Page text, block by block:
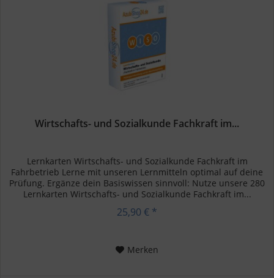
Wirtschafts- und Sozialkunde Fachkraft im...
Lernkarten Wirtschafts- und Sozialkunde Fachkraft im
Fahrbetrieb Lerne mit unseren Lernmitteln optimal auf deine
Prüfung. Ergänze dein Basiswissen sinnvoll: Nutze unsere 280
Lernkarten Wirtschafts- und Sozialkunde Fachkraft im...
25,90 € *
Merken